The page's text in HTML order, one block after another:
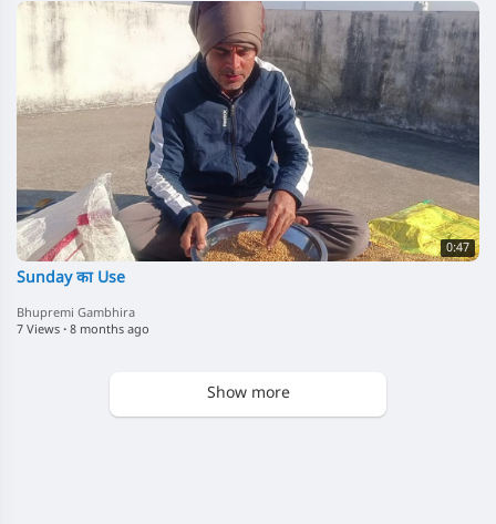
0:47
Sunday का Use
Bhupremi Gambhira
7 Views · 8 months ago
Show more